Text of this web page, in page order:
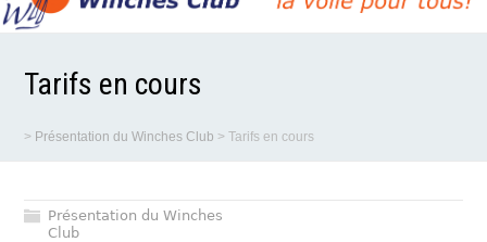
Tarifs en cours
> Présentation du Winches Club >Tarifs en cours
Présentation du Winches
Club